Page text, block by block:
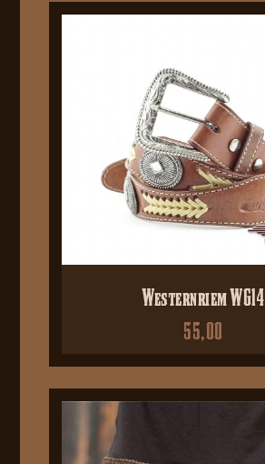
Westernriem WG14
55,00